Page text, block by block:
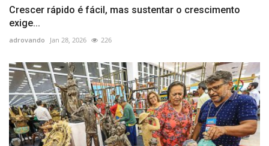
Crescer rápido é fácil, mas sustentar o crescimento
exige...
adrovando Jan 28, 2026 226